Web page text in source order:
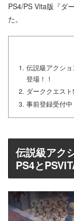
PS4/PS Vita版『ダ
た。
伝説級アクシ
登場！！
ダーククエスト
事前登録受付中
伝説級アク
PS4と